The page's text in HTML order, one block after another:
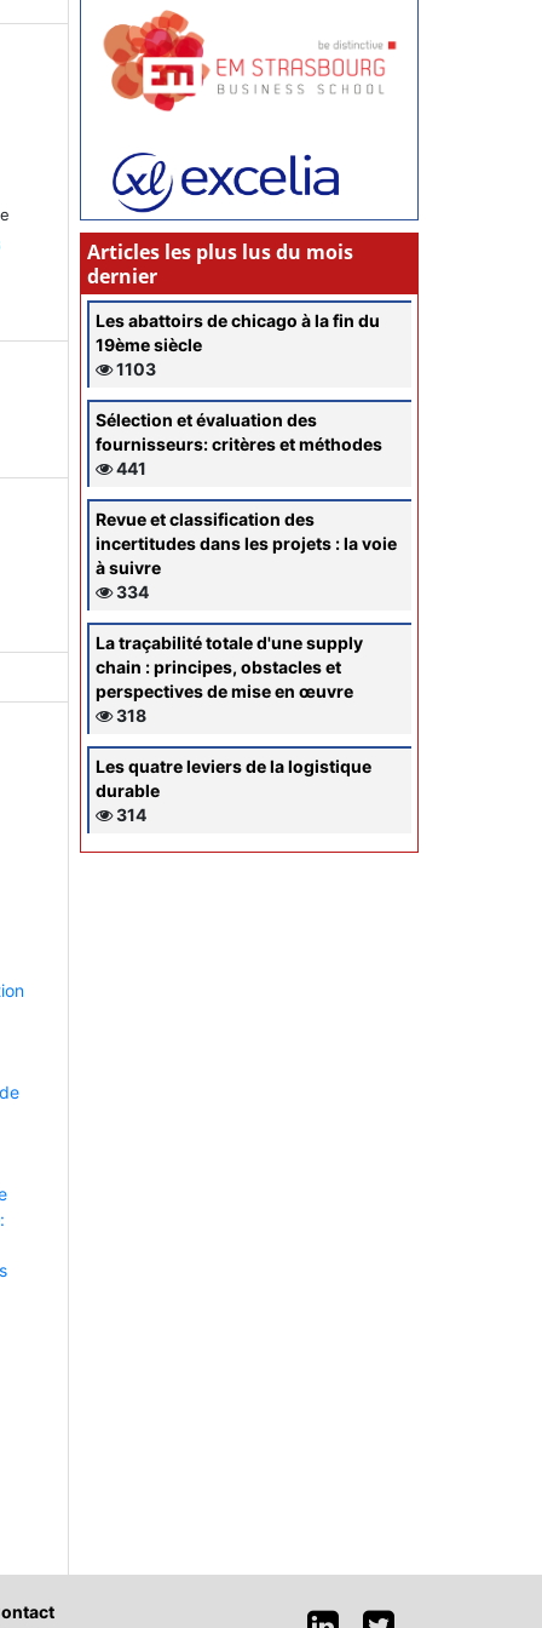
Articles les plus lus du mois
dernier
Les abattoirs de chicago à la fin du
19ème siècle
1103
Sélection et évaluation des
fournisseurs: critères et méthodes
441
Revue et classification des
incertitudes dans les projets : la voie
à suivre
334
La traçabilité totale d'une supply
chain : principes, obstacles et
perspectives de mise en œuvre
318
Les quatre leviers de la logistique
durable
314